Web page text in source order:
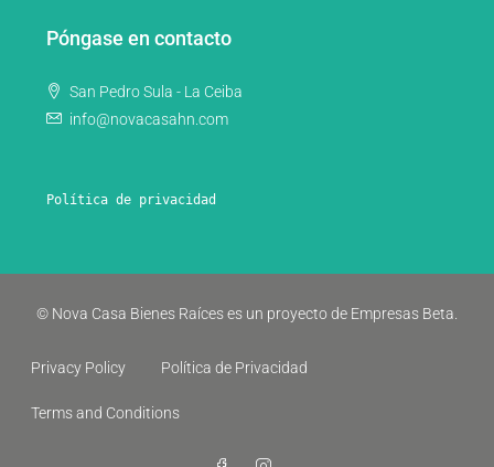
Póngase en contacto
San Pedro Sula - La Ceiba
info@novacasahn.com
Política de privacidad
© Nova Casa Bienes Raíces es un proyecto de Empresas Beta.
Privacy Policy Política de Privacidad
Terms and Conditions